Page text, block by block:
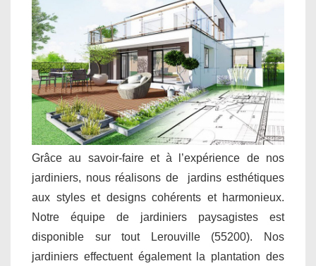
Grâce au savoir-faire et à l’expérience de nos
jardiniers, nous réalisons de jardins esthétiques
aux styles et designs cohérents et harmonieux.
Notre équipe de jardiniers paysagistes est
disponible sur tout Lerouville (55200). Nos
jardiniers effectuent également la plantation des